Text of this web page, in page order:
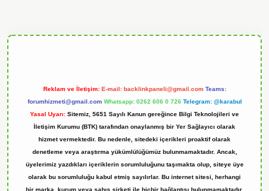
Reklam ve İletişim: E-mail: backlinkpaneli@gmail.com Teams:
forumhizmeti@gmail.com Whatsapp: 0262 606 0 726 Telegram: @karabul
Yasal Uyarı: Sitemiz, 5651 Sayılı Kanun gereğince Bilgi Teknolojileri ve
İletişim Kurumu (BTK) tarafından onaylanmış bir Yer Sağlayıcı olarak
hizmet vermektedir. Bu nedenle, sitedeki içerikleri proaktif olarak
denetleme veya araştırma yükümlülüğümüz bulunmamaktadır. Ancak,
üyelerimiz yazdıkları içeriklerin sorumluluğunu taşımakta olup, siteye üye
olarak bu sorumluluğu kabul etmiş sayılırlar. Bu internet sitesi, herhangi
bir marka, kurum veya şahıs şirketi ile hiçbir bağlantısı bulunmamaktadır.